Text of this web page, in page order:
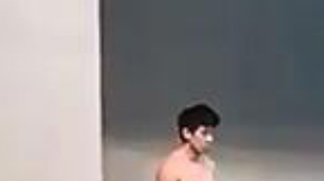
破裂即將臨盆 正遇晚高峰 情況
於吃素！ 清淡飲食正在毀掉很多